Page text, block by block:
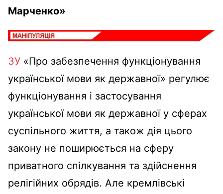
Марченко»
ЗУ «Про забезпечення функціонування
української мови як державної» регулює
функціонування і застосування
української мови як державної у сферах
суспільного життя, а також дія цього
закону не поширюється на сферу
приватного спілкування та здійснення
релігійних обрядів. Але кремлівські